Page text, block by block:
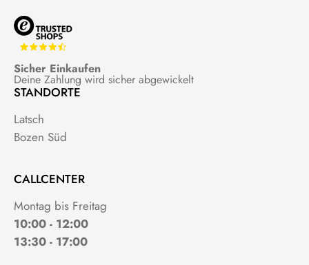
Sicher Einkaufen
Deine Zahlung wird sicher abgewickelt
STANDORTE
Latsch
Bozen Süd
CALLCENTER
Montag bis Freitag
10:00 - 12:00
13:30 - 17:00